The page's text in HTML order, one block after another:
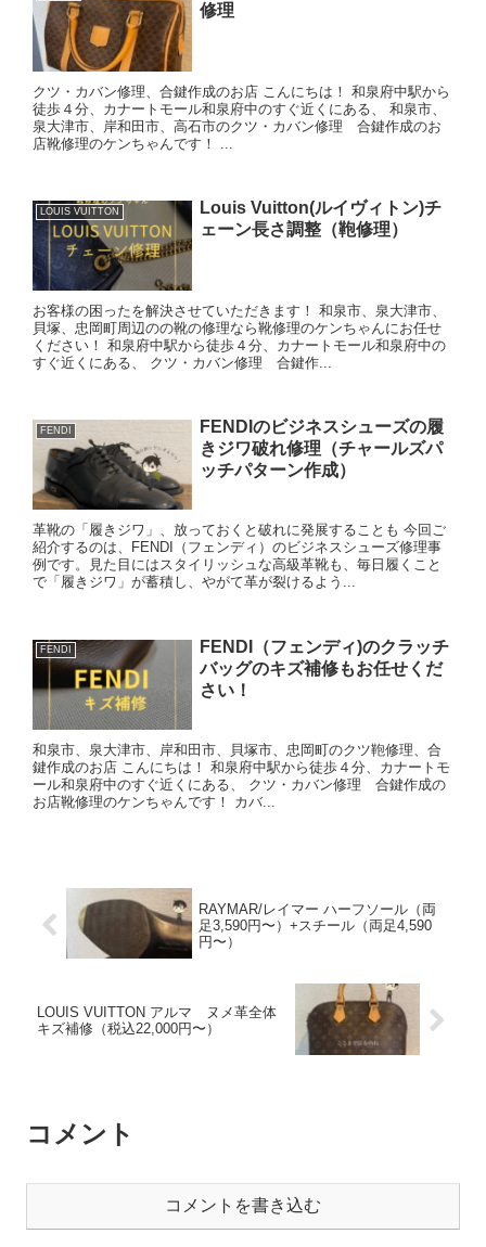
修理
クツ・カバン修理、合鍵作成のお店 こんにちは！ 和泉府中駅から
徒歩４分、カナートモール和泉府中のすぐ近くにある、 和泉市、
泉大津市、岸和田市、高石市のクツ・カバン修理 合鍵作成のお
店靴修理のケンちゃんです！ ...
LOUIS VUITTON
Louis Vuitton(ルイヴィトン)チ
ェーン長さ調整（鞄修理）
お客様の困ったを解決させていただきます！ 和泉市、泉大津市、
貝塚、忠岡町周辺のの靴の修理なら靴修理のケンちゃんにお任せ
ください！ 和泉府中駅から徒歩４分、カナートモール和泉府中の
すぐ近くにある、 クツ・カバン修理 合鍵作...
FENDI
FENDIのビジネスシューズの履
きジワ破れ修理（チャールズパ
ッチパターン作成）
革靴の「履きジワ」、放っておくと破れに発展することも 今回ご
紹介するのは、FENDI（フェンディ）のビジネスシューズ修理事
例です。見た目にはスタイリッシュな高級革靴も、毎日履くこと
で「履きジワ」が蓄積し、やがて革が裂けるよう...
FENDI
FENDI（フェンディ)のクラッチ
バッグのキズ補修もお任せくだ
さい！
和泉市、泉大津市、岸和田市、貝塚市、忠岡町のクツ鞄修理、合
鍵作成のお店 こんにちは！ 和泉府中駅から徒歩４分、カナートモ
ール和泉府中のすぐ近くにある、 クツ・カバン修理 合鍵作成の
お店靴修理のケンちゃんです！ カバ...
RAYMAR/レイマー ハーフソール（両
足3,590円〜）+スチール（両足4,590
円〜）
LOUIS VUITTON アルマ ヌメ革全体
キズ補修（税込22,000円〜）
コメント
コメントを書き込む